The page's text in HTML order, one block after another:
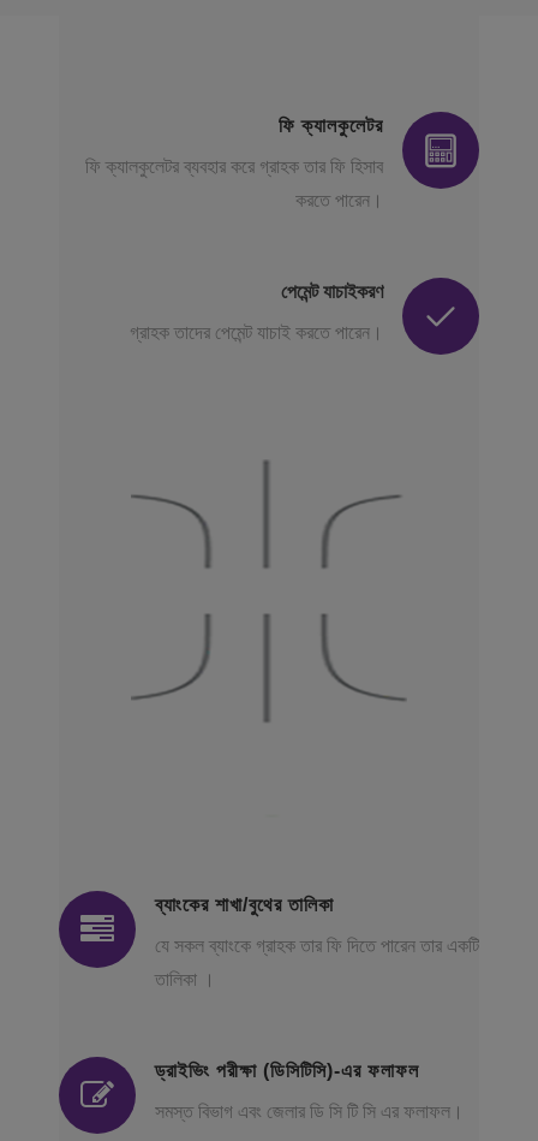
ফি ক্যালকুলেটর
ফি ক্যালকুলেটর ব্যবহার করে গ্রাহক তার ফি হিসাব
করতে পারেন।
পেমেন্ট যাচাইকরণ
গ্রাহক তাদের পেমেন্ট যাচাই করতে পারেন।
ব্যাংকের শাখা/বুথের তালিকা
যে সকল ব্যাংকে গ্রাহক তার ফি দিতে পারেন তার একটি
তালিকা ।
ড্রাইভিং পরীক্ষা (ডিসিটিসি)-এর ফলাফল
সমস্ত বিভাগ এবং জেলার ডি সি টি সি এর ফলাফল।